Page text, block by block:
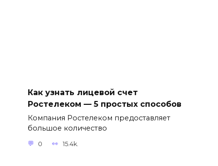
Как узнать лицевой счет
Ростелеком — 5 простых способов
Компания Ростелеком предоставляет
большое количество
0 15.4k.